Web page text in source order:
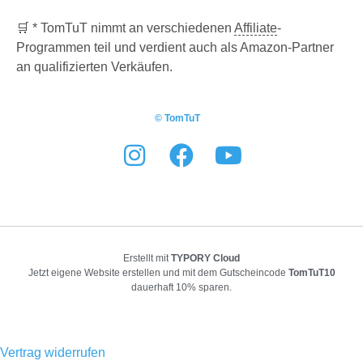
🛒 * TomTuT nimmt an verschiedenen Affiliate-
Programmen teil und verdient auch als Amazon-Partner
an qualifizierten Verkäufen.
© TomTuT
Erstellt mit TYPORY Cloud
Jetzt eigene Website erstellen und mit dem Gutscheincode TomTuT10
dauerhaft 10% sparen.
Vertrag widerrufen